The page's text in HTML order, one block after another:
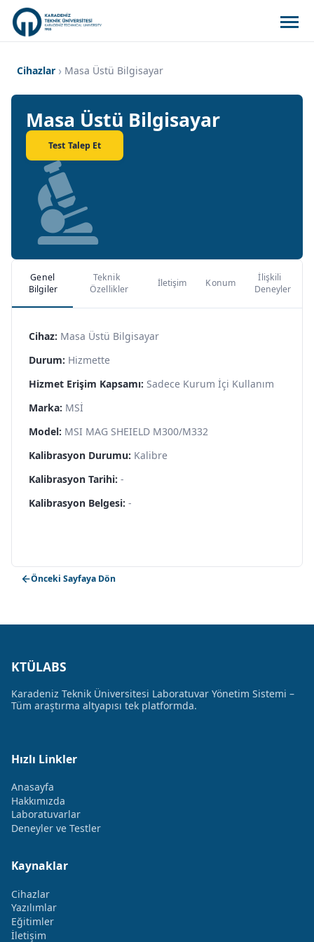
Cihazlar Masa Üstü Bilgisayar
Masa Üstü Bilgisayar
Test Talep Et
Genel
Bilgiler
Teknik
Özellikler
İletişim Konum
İlişkili
Deneyler
Cihaz: Masa Üstü Bilgisayar
Durum: Hizmette
Hizmet Erişim Kapsamı: Sadece Kurum İçi Kullanım
Marka: MSİ
Model: MSI MAG SHEIELD M300/M332
Kalibrasyon Durumu: Kalibre
Kalibrasyon Tarihi: -
Kalibrasyon Belgesi: -
Önceki Sayfaya Dön
KTÜLABS
Karadeniz Teknik Üniversitesi Laboratuvar Yönetim Sistemi –
Tüm araştırma altyapısı tek platformda.
Hızlı Linkler
Anasayfa
Hakkımızda
Laboratuvarlar
Deneyler ve Testler
Kaynaklar
Cihazlar
Yazılımlar
Eğitimler
İletişim